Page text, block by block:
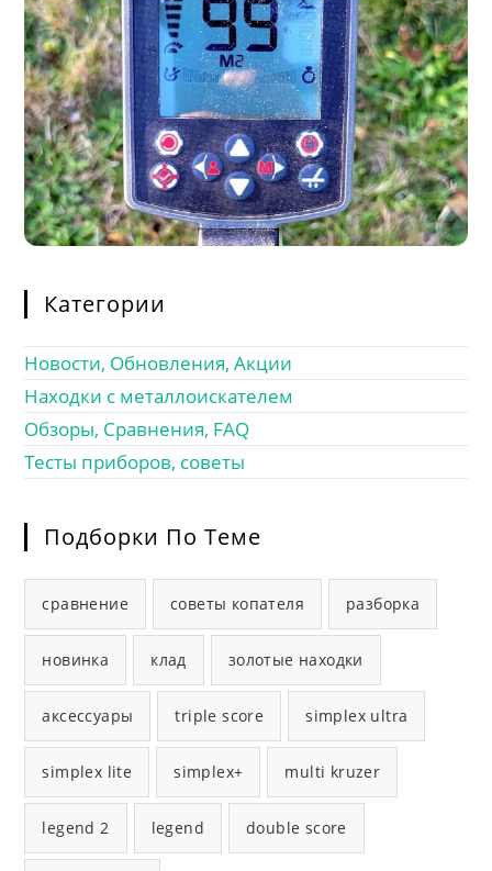
Категории
Новости, Обновления, Акции
Находки с металлоискателем
Обзоры, Сравнения, FAQ
Тесты приборов, советы
Подборки По Теме
сравнение советы копателя разборка
новинка клад золотые находки
аксессуары triple score simplex ultra
simplex lite simplex+ multi kruzer
legend 2 legend double score